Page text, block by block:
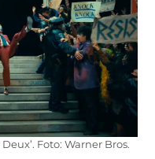
Foto: Warner Bros.